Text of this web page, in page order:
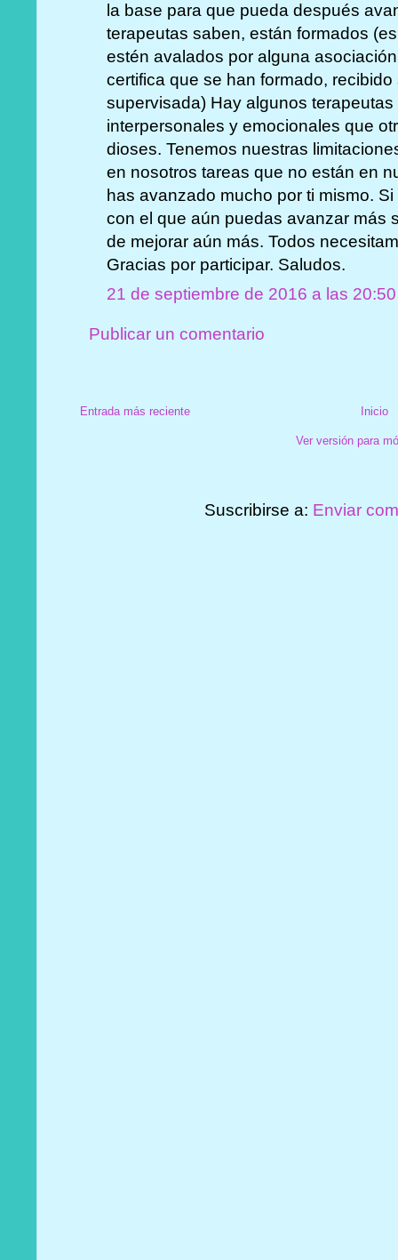
la base para que pueda después
terapeutas saben, están formados
estén avalados por alguna
certifica que se han formado,
supervisada) Hay algunos
interpersonales y emocionales que
dioses. Tenemos nuestras
en nosotros tareas que no están en
has avanzado mucho por ti mismo.
con el que aún puedas avanzar más
de mejorar aún más. Todos
Gracias por participar. Saludos.
21 de septiembre de 2016 a las 20:50
Publicar un comentario
Entrada más reciente Inicio
Ver versión para
Suscribirse a: Enviar